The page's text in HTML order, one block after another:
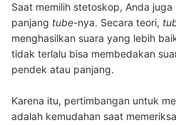
Saat memilih stetoskop, Anda
panjang tube-nya. Secara teori,
menghasilkan suara yang lebih
tidak terlalu bisa membedakan
pendek atau panjang.
Karena itu, pertimbangan untuk
adalah kemudahan saat